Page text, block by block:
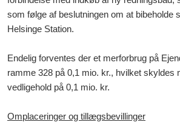
som følge af beslutningen om at bibeholde
Helsinge Station.
Endelig forventes der et merforbrug på
ramme 328 på 0,1 mio. kr., hvilket skyldes
vedligehold på 0,1 mio. kr.
Omplaceringer og tillægsbevillinger